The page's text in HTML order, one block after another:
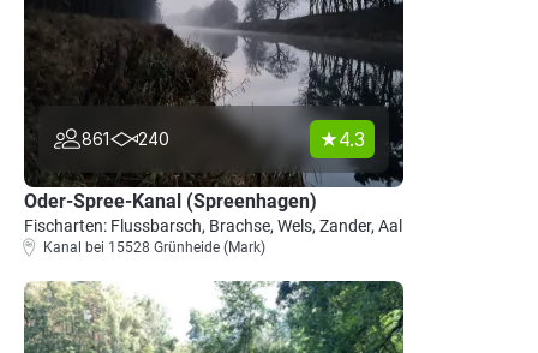
861 240 4.3
Oder-Spree-Kanal (Spreenhagen)
Fischarten: Flussbarsch, Brachse, Wels, Zander, Aal
Kanal bei 15528 Grünheide (Mark)